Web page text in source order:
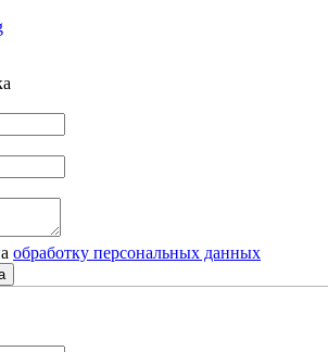
обработку персональных данных